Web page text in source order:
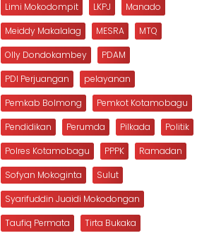
Limi Mokodompit
LKPJ
Manado
Meiddy Makalalag
MESRA
MTQ
Olly Dondokambey
PDAM
PDI Perjuangan
pelayanan
Pemkab Bolmong
Pemkot Kotamobagu
Pendidikan
Perumda Pilkada
Politik
Polres Kotamobagu
PPPK
Ramadan
Sofyan Mokoginta
Sulut
Syarifuddin Juaidi Mokodongan
Taufiq Permata
Tirta Bukaka